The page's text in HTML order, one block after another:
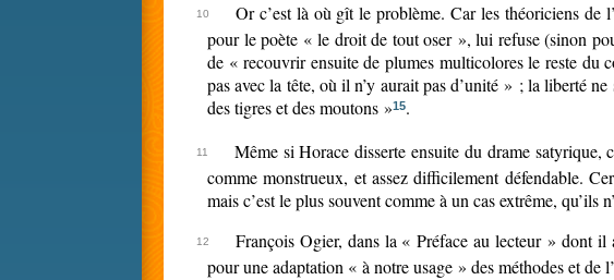
Or c’est là où gît le problème. Car les théoriciens de
pour le poète « le droit de tout oser », lui refuse (sinon
de « recouvrir ensuite de plumes multicolores le reste du
pas avec la tête, où il n’y aurait pas d’unité » ; la liberté
des tigres et des moutons »15.
Même si Horace disserte ensuite du drame
comme monstrueux, et assez difficilement défendable.
mais c’est le plus souvent comme à un cas extrême, qu’ils
François Ogier, dans la « Préface au lecteur » dont il
pour une adaptation « à notre usage » des méthodes et de